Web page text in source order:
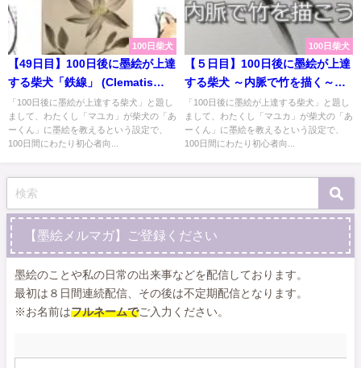
100日柴犬
【49日目】100日後に墨絵が上達
する柴犬「鉄線」 (Clematis
florida)
「100日後に墨絵が上達する柴犬」と題し
まして、わたくし「マユカ」が柴犬の「あ
ーくん」に墨絵を教えるという設定で、
100日間にわたり初心者向...
100日柴犬
【５日目】100日後に墨絵が上達
する柴犬 ～内脈で竹を描く～
Sumi-e technique
“UCHIMYAKU”
「100日後に墨絵が上達する柴犬」と題し
まして、わたくし「マユカ」が柴犬の「あ
ーくん」に墨絵を教えるという設定で、
100日間にわたり初心者向...
【墨絵メルマガ】ご登録ください
墨絵のことや私の日常の出来事などを配信しております。
最初は８日間連続配信、その後は不定期配信となります。
※お名前はフルネームでご入力ください。